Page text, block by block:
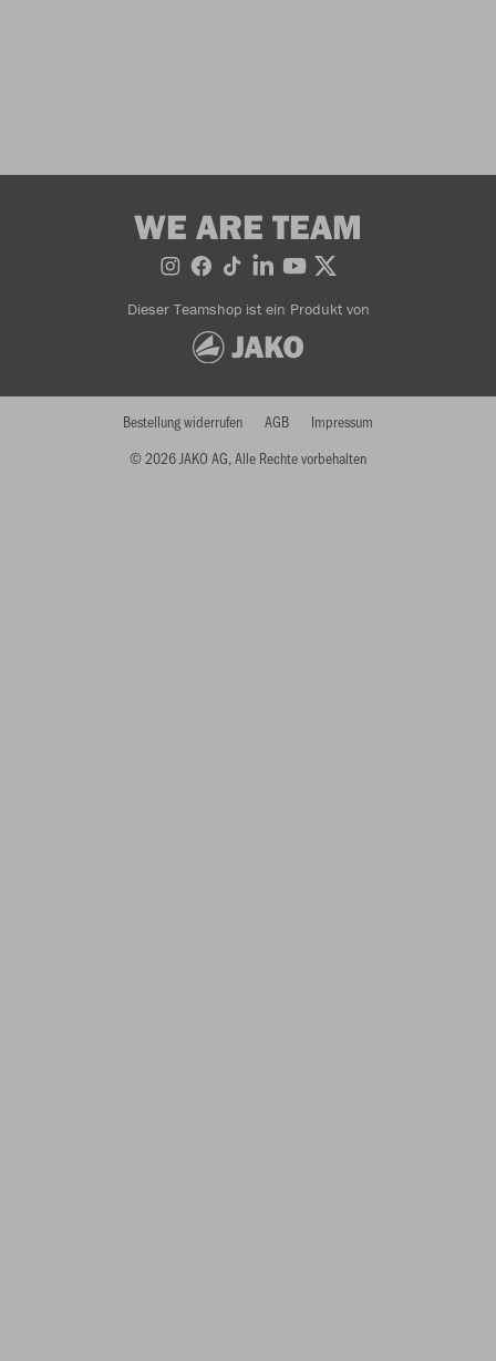
WE ARE TEAM
Dieser Teamshop ist ein Produkt von
© 2026 JAKO AG, Alle Rechte vorbehalten
Bestellung widerrufen AGB Impressum